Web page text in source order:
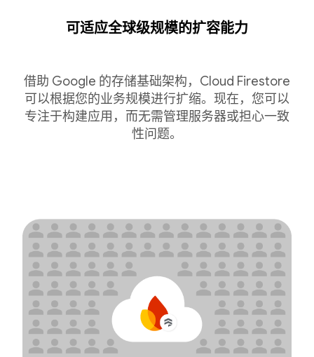
可适应全球级规模的扩容能力
借助 Google 的存储基础架构，Cloud Firestore
可以根据您的业务规模进行扩缩。现在，您可以
专注于构建应用，而无需管理服务器或担心一致
性问题。